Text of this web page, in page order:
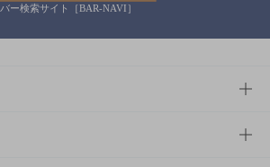
バー検索サイト［BAR-NAVI］